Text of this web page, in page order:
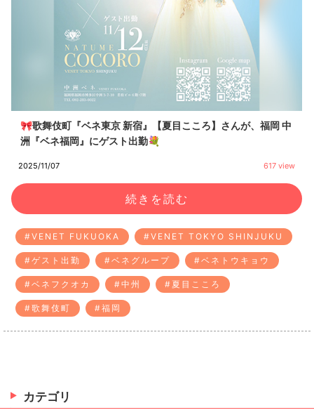
2025/11/07 617 view
🎀歌舞伎町『ベネ東京 新宿』【夏目こころ】さんが、福岡 中
洲『ベネ福岡』にゲスト出勤💐
#VENET FUKUOKA #VENET TOKYO SHINJUKU
#ゲスト出勤 #ベネグループ #ベネトウキョウ
#ベネフクオカ #中州 #夏目こころ
#歌舞伎町 #福岡
続きを読む
カテゴリ